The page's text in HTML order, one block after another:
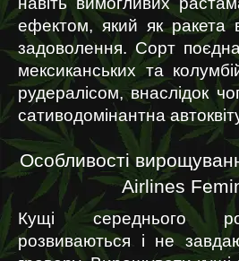
ефектом, який як ракета
задоволення. Сорт
мексиканських та
рудералісом, внаслідок
сативодомінантна
Особливості
Airlines
Кущі середнього
розвиваються і не